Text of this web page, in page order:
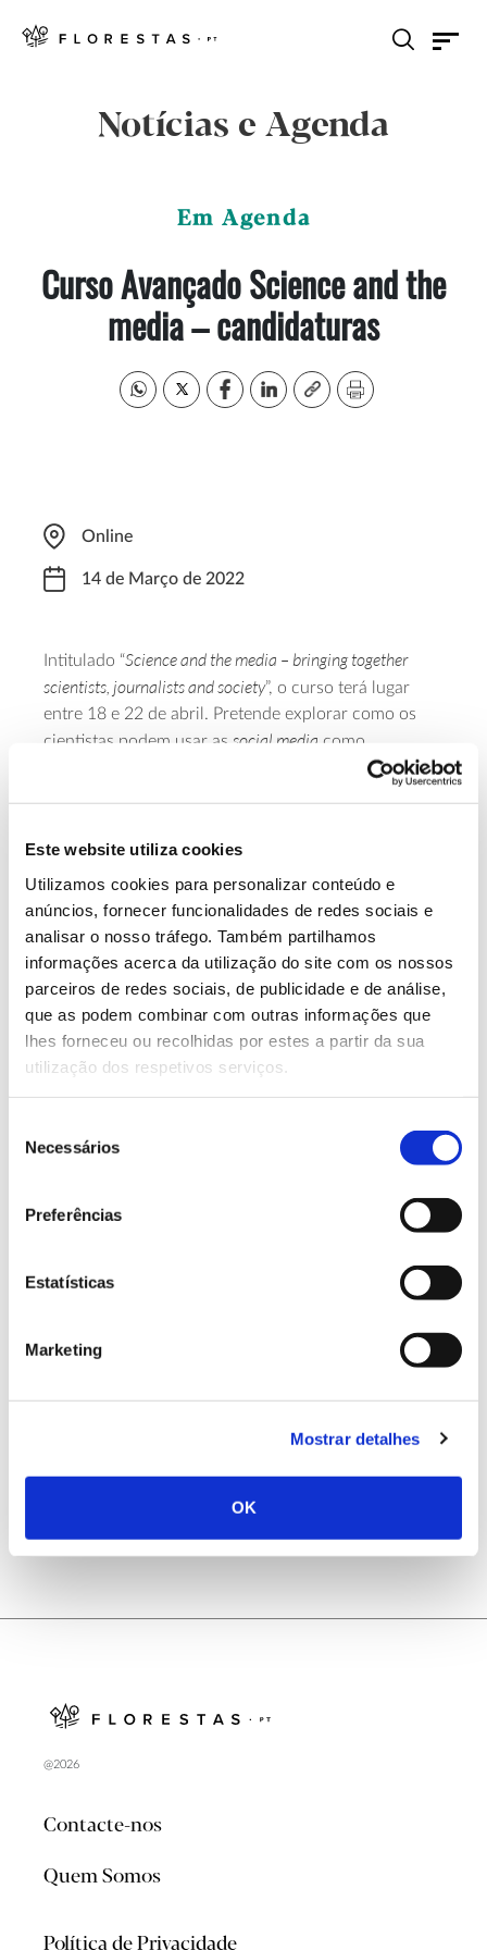
Este website utiliza cookies
Utilizamos cookies para personalizar conteúdo e
anúncios, fornecer funcionalidades de redes sociais e
analisar o nosso tráfego. Também partilhamos
informações acerca da utilização do site com os nossos
parceiros de redes sociais, de publicidade e de análise,
que as podem combinar com outras informações que
lhes forneceu ou recolhidas por estes a partir da sua
utilização dos respetivos serviços.
Necessários
Preferências
Estatísticas
Marketing
Mostrar detalhes
OK
Notícias e Agenda
Em Agenda
Curso Avançado Science and the
media – candidaturas
Online
14 de Março de 2022
Intitulado “Science and the media – bringing together
scientists, journalists and society”, o curso terá lugar
entre 18 e 22 de abril. Pretende explorar como os
cientistas podem usar as social media como
ferramentas para potenciar a comunicação das suas
pesquisas e o diálogo com a sociedade, mas também
cientistas e jornalistas. Os prazos para as
Saiba mais sobre este curso
13.07.2026
Genoma do priolo e de outras espécies em risco:
conhecer para conservar
Registar galhas de Trichi em acácia-das-espigas:
@2026
Contacte-nos
Quem Somos
Política de Privacidade